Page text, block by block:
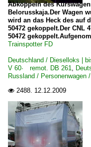
Abkoppeln des
Belorusskaja.Der Wagen
wird an das Heck des auf
50472 gekoppelt.Der CNL
50472
Trainspotter FD
Deutschland / Dieselloks |
V 60· remot. DB 261,
Russland / Personenwagen
 2488. 12.12.2009